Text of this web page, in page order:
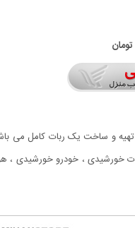
و ساخت یک ربات کامل می
خورشیدی ، خودرو